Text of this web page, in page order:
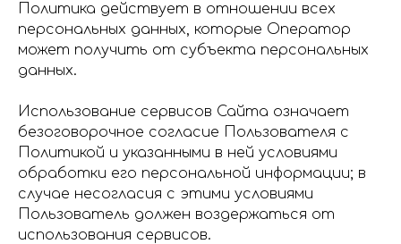
Политика действует в отношении всех
персональных данных, которые Оператор
может получить от субъекта персональных
данных.
Использование сервисов Сайта означает
безоговорочное согласие Пользователя с
Политикой и указанными в ней условиями
обработки его персональной информации; в
случае несогласия с этими условиями
Пользователь должен воздержаться от
использования сервисов.